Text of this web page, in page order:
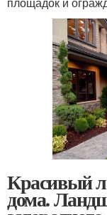
Красивый
дома.